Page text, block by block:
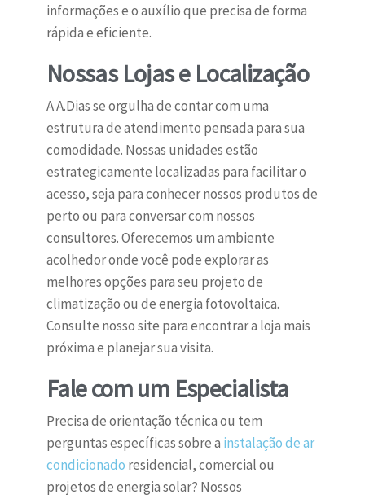
informações e o auxílio que precisa de forma
rápida e eficiente.
Nossas Lojas e Localização
A A.Dias se orgulha de contar com uma
estrutura de atendimento pensada para sua
comodidade. Nossas unidades estão
estrategicamente localizadas para facilitar o
acesso, seja para conhecer nossos produtos de
perto ou para conversar com nossos
consultores. Oferecemos um ambiente
acolhedor onde você pode explorar as
melhores opções para seu projeto de
climatização ou de energia fotovoltaica.
Consulte nosso site para encontrar a loja mais
próxima e planejar sua visita.
Fale com um Especialista
Precisa de orientação técnica ou tem
perguntas específicas sobre a instalação de ar
condicionado residencial, comercial ou
projetos de energia solar? Nossos